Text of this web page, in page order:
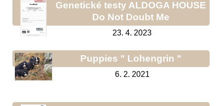
Genetické testy ALDOGA HOUSE
Do Not Doubt Me
23. 4. 2023
Puppies " Lohengrin "
6. 2. 2021